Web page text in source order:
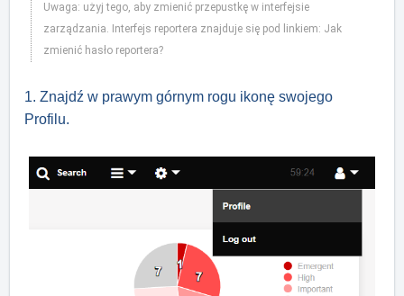
Uwaga: użyj tego, aby zmienić przepustkę w interfejsie
zarządzania. Interfejs reportera znajduje się pod linkiem: Jak
zmienić hasło reportera?
1. Znajdź w prawym górnym rogu ikonę swojego
Profilu.